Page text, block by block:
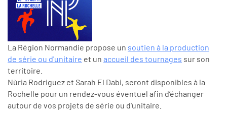
La Région Normandie propose un soutien à la production
de série ou d'unitaire et un accueil des tournages sur son
territoire.
Nùria Rodriguez et Sarah El Dabi, seront disponibles à la
Rochelle pour un rendez-vous éventuel afin d’échanger
autour de vos projets de série ou d'unitaire.